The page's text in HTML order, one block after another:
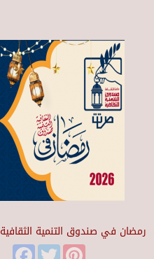
رمضان في صندوق التنمية الثقافية 2026
FacebookTwitter